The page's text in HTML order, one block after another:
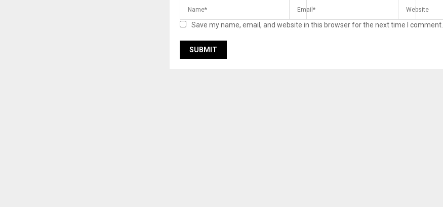
Save my name, email, and website in this browser for the next time I comment.